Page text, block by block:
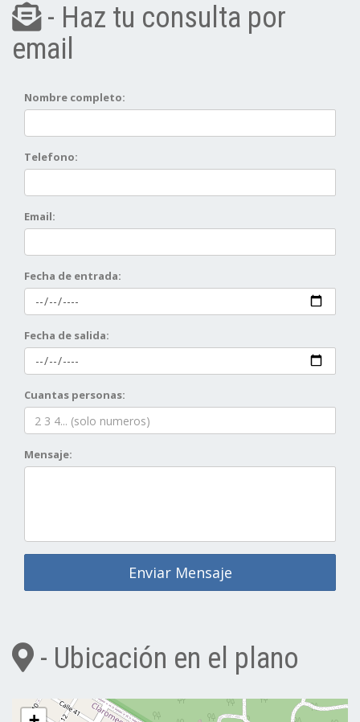
- Haz tu consulta por
email
Nombre completo:
Telefono:
Email:
Fecha de entrada:
Fecha de salida:
Cuantas personas:
Mensaje:
Enviar Mensaje
- Ubicación en el plano